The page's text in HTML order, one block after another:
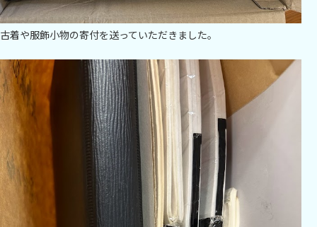
古着や服飾小物の寄付を送っていただきました。